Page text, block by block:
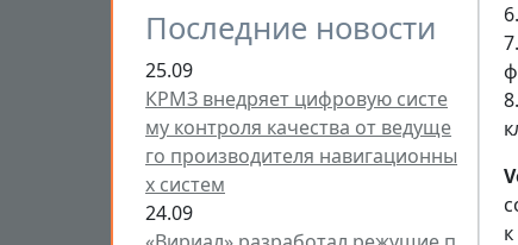
Последние новости
25.09
КРМЗ внедряет цифровую систе
му контроля качества от ведуще
го производителя навигационны
х систем
24.09